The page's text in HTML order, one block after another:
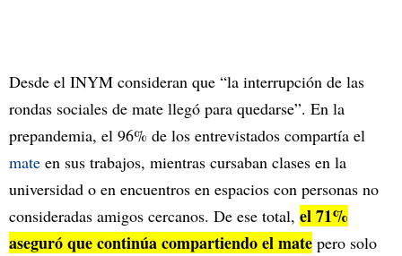
Desde el INYM consideran que “la interrupción de las
rondas sociales de mate llegó para quedarse”. En la
prepandemia, el 96% de los entrevistados compartía el
mate en sus trabajos, mientras cursaban clases en la
universidad o en encuentros en espacios con personas no
consideradas amigos cercanos. De ese total, el 71%
aseguró que continúa compartiendo el mate pero solo